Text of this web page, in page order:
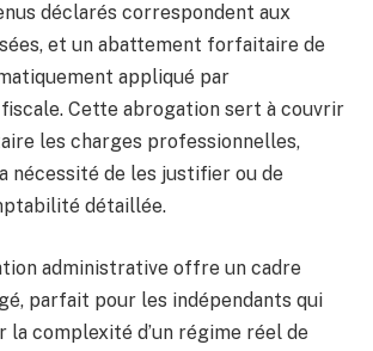
déclarés correspondent aux
et un abattement forfaitaire de
appliqué par
fiscale. Cette abrogation sert à couvrir
les charges professionnelles,
nécessité de les justifier ou de
détaillée.
administrative offre un cadre
parfait pour les indépendants qui
complexité d’un régime réel de